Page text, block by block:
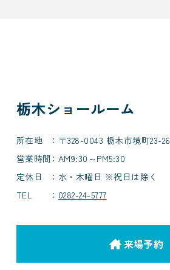
栃木ショールーム
所在地
〒328-0043 栃木市境町23-26
営業時間
AM9:30～PM5:30
定休日
水・木曜日 ※祝日は除く
TEL
0282-24-5777
来場予約